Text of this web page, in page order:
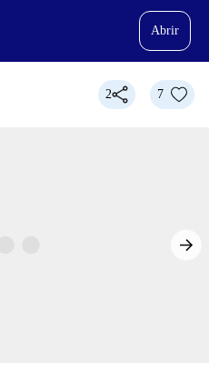
Abrir
2 7